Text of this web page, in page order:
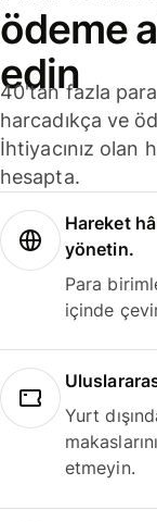
ödeme
edin
40'tan fazla
harcadıkça ve
İhtiyacınız olan
hesapta.
Hareket
yönetin.
Para
içinde
Yurt
etmeyin.